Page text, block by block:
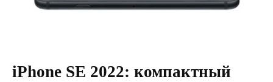
iPhone SE 2022: компактный